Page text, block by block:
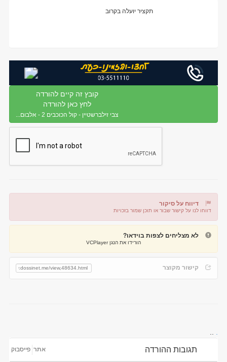
תקציר יועלה בקרוב
קובץ זה קיים להורדה
לחץ כאן להורדה
צבי זילברשטיין - קול הכוכבים 2 - אלבום...
דיווח על סיקור
דווחו לנו על קישור שבור או תוכן שמור בזכויות
דיווח על קישור שבור
לא מצליחים לצפות בוידאו?
הורידו את הנגן VCPlayer
קישור מקוצר
תגובות ההורדה אתר פייסבוק